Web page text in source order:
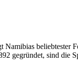
beliebtester
gegründet, sind die